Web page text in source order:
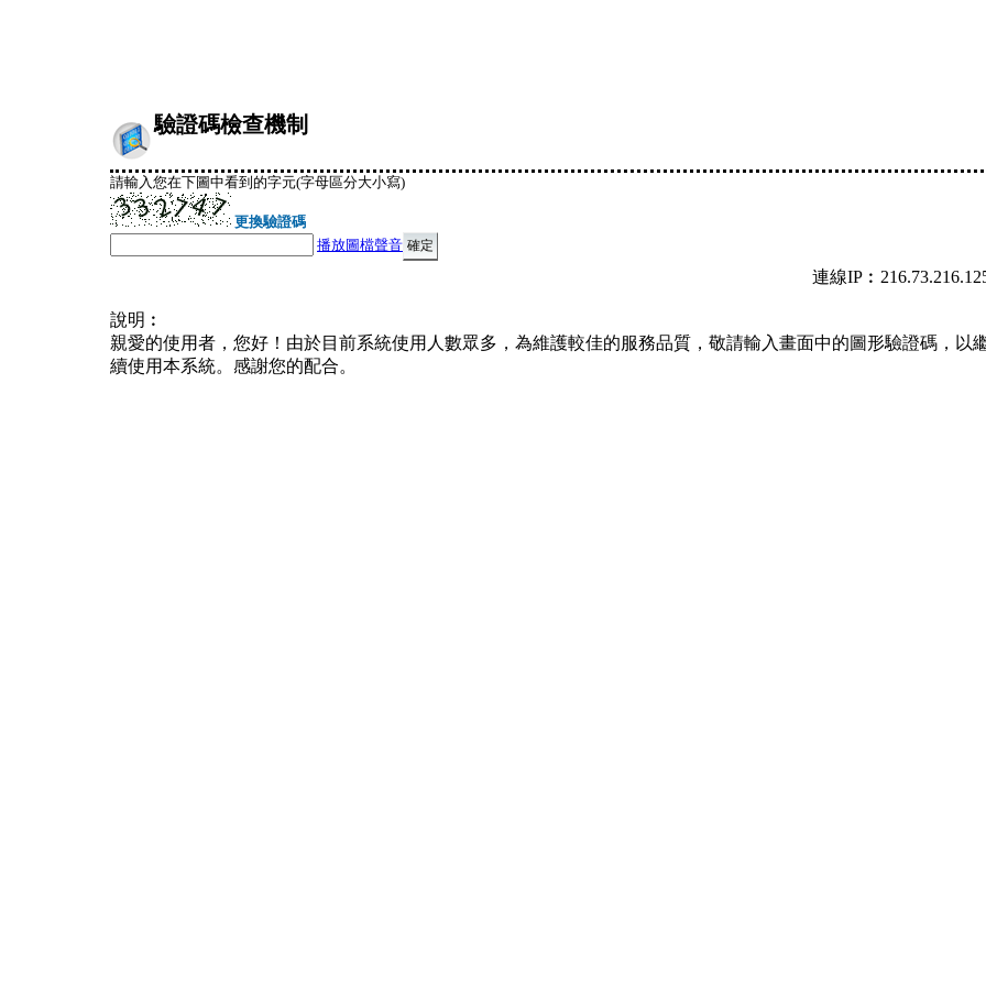
驗證碼檢查機制
請輸入您在下圖中看到的字元(字母區分大小寫)
更換驗證碼
播放圖檔聲音
連線
說明︰
親愛的使用者，您好！由於目前系統使用人數眾多，為維護較佳的服務品質，敬請輸入畫面中的圖形驗證碼，以
續使用本系統。感謝您的配合。